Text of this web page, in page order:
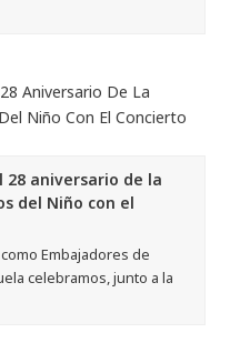
28 aniversario de la
del Niño con el
Embajadores de
celebramos, junto a la